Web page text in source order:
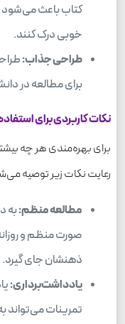
کتاب باعث می‌شود
خوبی درک کنند.
طراحی جذاب:
برای مطالعه در
نکات کاربردی برای
برای بهره‌مندی هر چه
رعایت نکات زیر توصیه
مطالعه منظم:به
صورت منظم و
ذهنشان جای گیرد.
یادداشت‌برداری:
تمرینات می‌تواند